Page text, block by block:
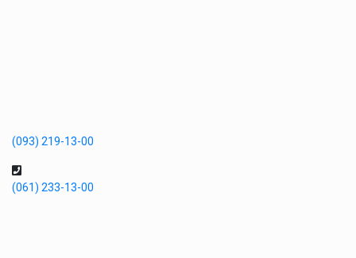
(093) 219-13-00
(061) 233-13-00